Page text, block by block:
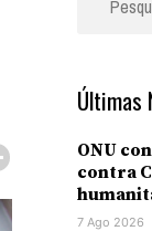
Últimas
ONU
contra
7 Ago 2026